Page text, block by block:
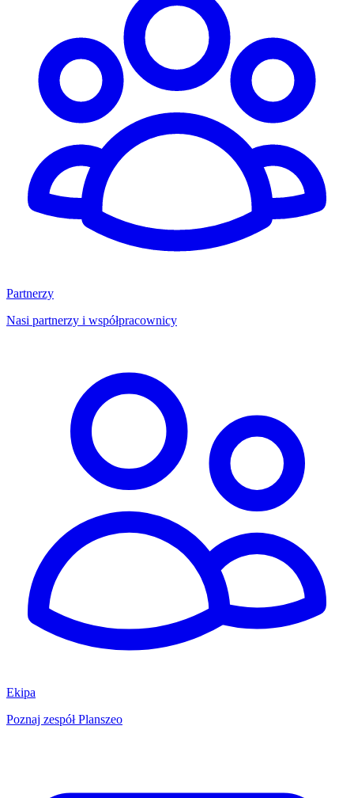
Partnerzy
Nasi partnerzy i współpracownicy
Ekipa
Poznaj zespół Planszeo